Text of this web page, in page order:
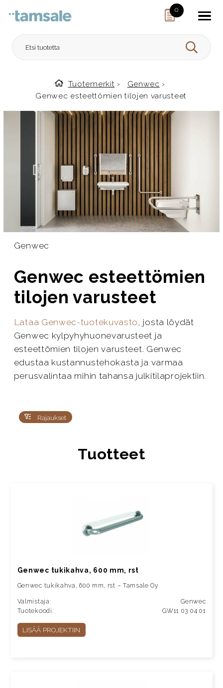
0
HAE
Etusivulle
Tuotemerkit › Genwec ›
Genwec esteettömien tilojen varusteet
Genwec
Genwec esteettömien
tilojen varusteet
Lataa Genwec-tuotekuvasto , josta löydät
Genwec kylpyhyhuonevarusteet ja
esteettömien tilojen varusteet. Genwec
edustaa kustannustehokasta ja varmaa
perusvalintaa mihin tahansa julkitilaprojektiin.
Rajaukset
Tuotteet
Genwec tukikahva, 600 mm, rst
Genwec tukikahva, 600 mm, rst – Tamsale Oy
Valmistaja:
Genwec
Tuotekoodi:
GW11 03 04 01
LISÄÄ PROJEKTIIN